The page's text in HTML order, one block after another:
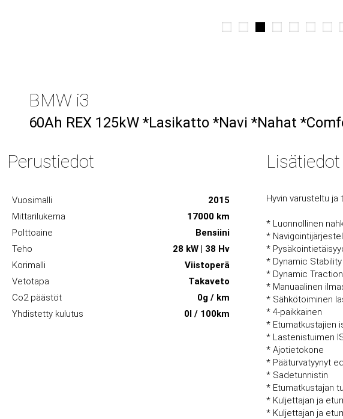
BMW i3
60Ah REX 125kW *Lasikatto *Navi *Nahat
Perustiedot
Vuosimalli
2015
Mittarilukema
17000 km
Polttoaine
Bensiini
Teho
28 kW | 38 Hv
Korimalli
Viistoperä
Vetotapa
Takaveto
Co2 päästöt
0g / km
Yhdistetty kulutus
0l / 100km
Hyvin varusteltu ja
* Luonnollinen
*
*
* Dynamic
* Dynamic
* Manuaalinen
* Sähkötoiminen
* 4-paikkainen
* Etumatkustajien
* Lastenistuimen
* Ajotietokone
* Pääturvatyynyt
* Sadetunnistin
* Etumatkustajan
* Kuljettajan ja
* Kuljettajan ja